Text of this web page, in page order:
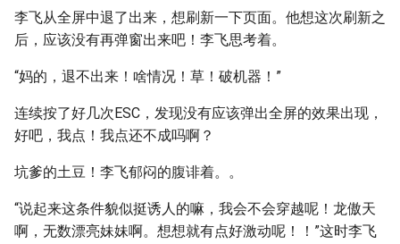
李飞从全屏中退了出来，想刷新一下页面。他想这次刷新之
后，应该没有再弹窗出来吧！李飞思考着。
“妈的，退不出来！啥情况！草！破机器！”
连续按了好几次ESC，发现没有应该弹出全屏的效果出现，
好吧，我点！我点还不成吗啊？
坑爹的土豆！李飞郁闷的腹诽着。。
“说起来这条件貌似挺诱人的嘛，我会不会穿越呢！龙傲天
啊，无数漂亮妹妹啊。想想就有点好激动呢！！”这时李飞